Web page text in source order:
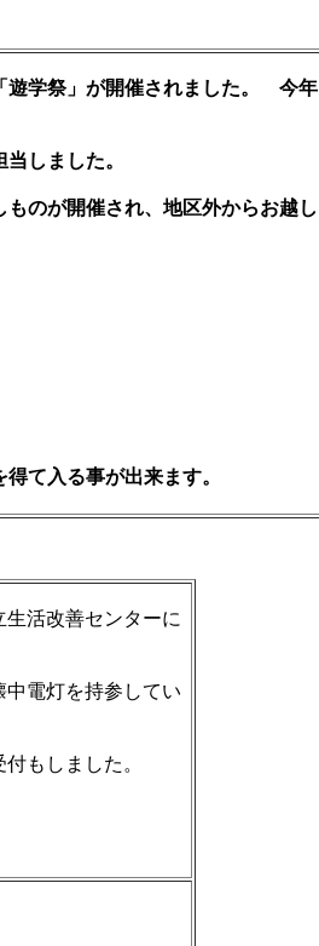
遊学祭」が開催されました。 今年
しました。
のが開催され、地区外からお越し
て入る事が出来ます。
活改善センターに
電灯を持参してい
もしました。